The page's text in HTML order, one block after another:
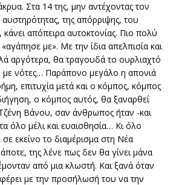
Στα 14 της, μην αντέχοντας τον
της απόρριψης, του
απόπειρα αυτοκτονίας. Πιο πολύ
«αγάπησε με». Με την ίδια απελπισία και
αργότερα, θα τραγουδά το ουρλιαχτό
με νότες… Παράπονο μεγάλο η απονιά
επιτυχία μετά και ο κόμπος, κόμπος
ο κόμπος αυτός, θα ξαναρθεί
Βάνου, σαν άνθρωπος ήταν -και
όλο μέλι και ευαισθησία… Κι όλο
εκείνο το διαμέρισμα στη Νέα
της λένε πως δεν θα γίνει μάνα
από μια κλωστή. Και ξανά όταν
με την προσήλωσή του να την